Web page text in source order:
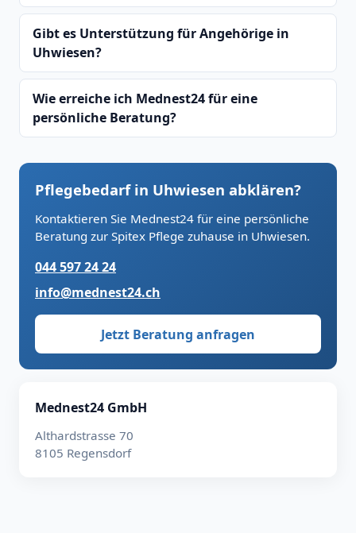
Gibt es Unterstützung für Angehörige in
Uhwiesen?
Wie erreiche ich Mednest24 für eine
persönliche Beratung?
Pflegebedarf in Uhwiesen abklären?
Kontaktieren Sie Mednest24 für eine persönliche
Beratung zur Spitex Pflege zuhause in Uhwiesen.
044 597 24 24
info@mednest24.ch
Jetzt Beratung anfragen
Mednest24 GmbH
Althardstrasse 70
8105 Regensdorf